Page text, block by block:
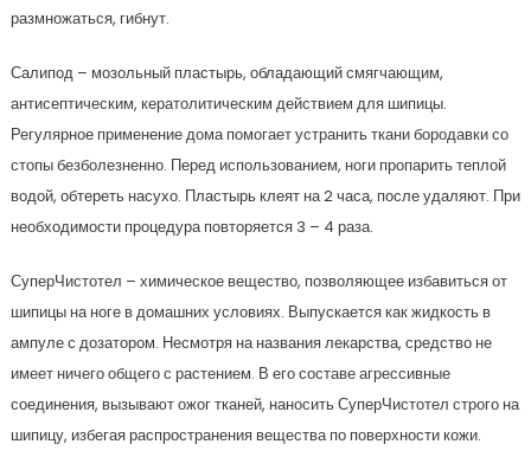
размножаться, гибнут.
Салипод – мозольный пластырь, обладающий смягчающим,
антисептическим, кератолитическим действием для шипицы.
Регулярное применение дома помогает устранить ткани бородавки со
стопы безболезненно. Перед использованием, ноги пропарить теплой
водой, обтереть насухо. Пластырь клеят на 2 часа, после удаляют. При
необходимости процедура повторяется 3 – 4 раза.
СуперЧистотел – химическое вещество, позволяющее избавиться от
шипицы на ноге в домашних условиях. Выпускается как жидкость в
ампуле с дозатором. Несмотря на названия лекарства, средство не
имеет ничего общего с растением. В его составе агрессивные
соединения, вызывают ожог тканей, наносить СуперЧистотел строго на
шипицу, избегая распространения вещества по поверхности кожи.